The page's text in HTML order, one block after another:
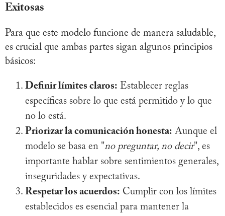
Exitosas
Para que este modelo funcione de manera saludable,
es crucial que ambas partes sigan algunos principios
básicos:
Definir límites claros: Establecer reglas
específicas sobre lo que está permitido y lo que
no lo está.
Priorizar la comunicación honesta: Aunque el
modelo se basa en "no preguntar, no decir", es
importante hablar sobre sentimientos generales,
inseguridades y expectativas.
Respetar los acuerdos: Cumplir con los límites
establecidos es esencial para mantener la